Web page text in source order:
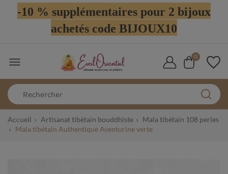
-10 % supplémentaires pour 2 bijoux
achetés code BIJOUX10
 0
Accueil Artisanat tibétain bouddhiste
Mala tibétain 108 perles
Mala tibétain Authentique Aventurine verte